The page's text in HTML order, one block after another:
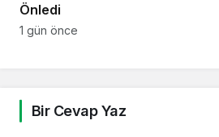
Önledi
1 gün önce
Bir Cevap Yaz